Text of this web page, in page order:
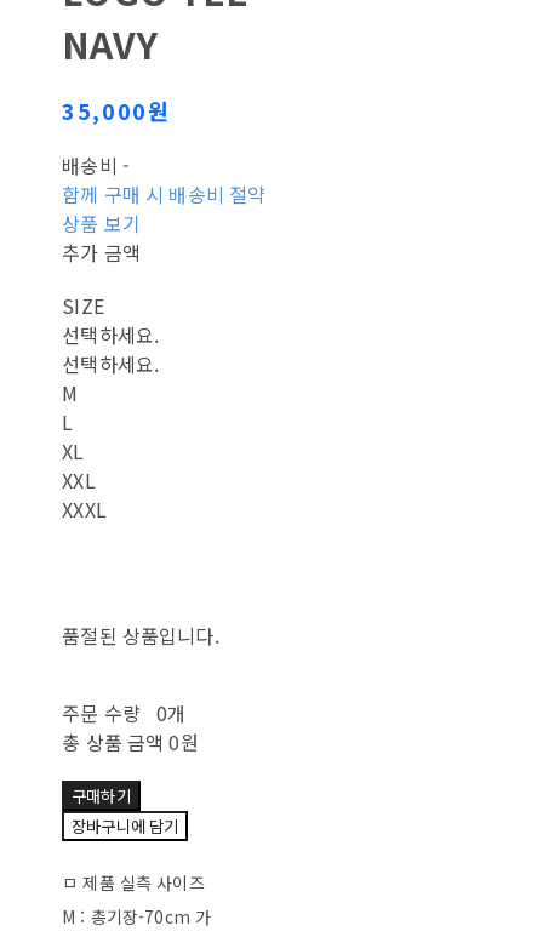
NAVY
35,000원
배송비 -
함께 구매 시 배송비 절약
상품 보기
추가 금액
SIZE
선택하세요.
선택하세요.
M
L
XL
XXL
XXXL
품절된 상품입니다.
주문 수량 0개
총 상품 금액 0원
구매하기
장바구니에 담기
ㅁ 제품 실측 사이즈
M : 총기장-70cm 가